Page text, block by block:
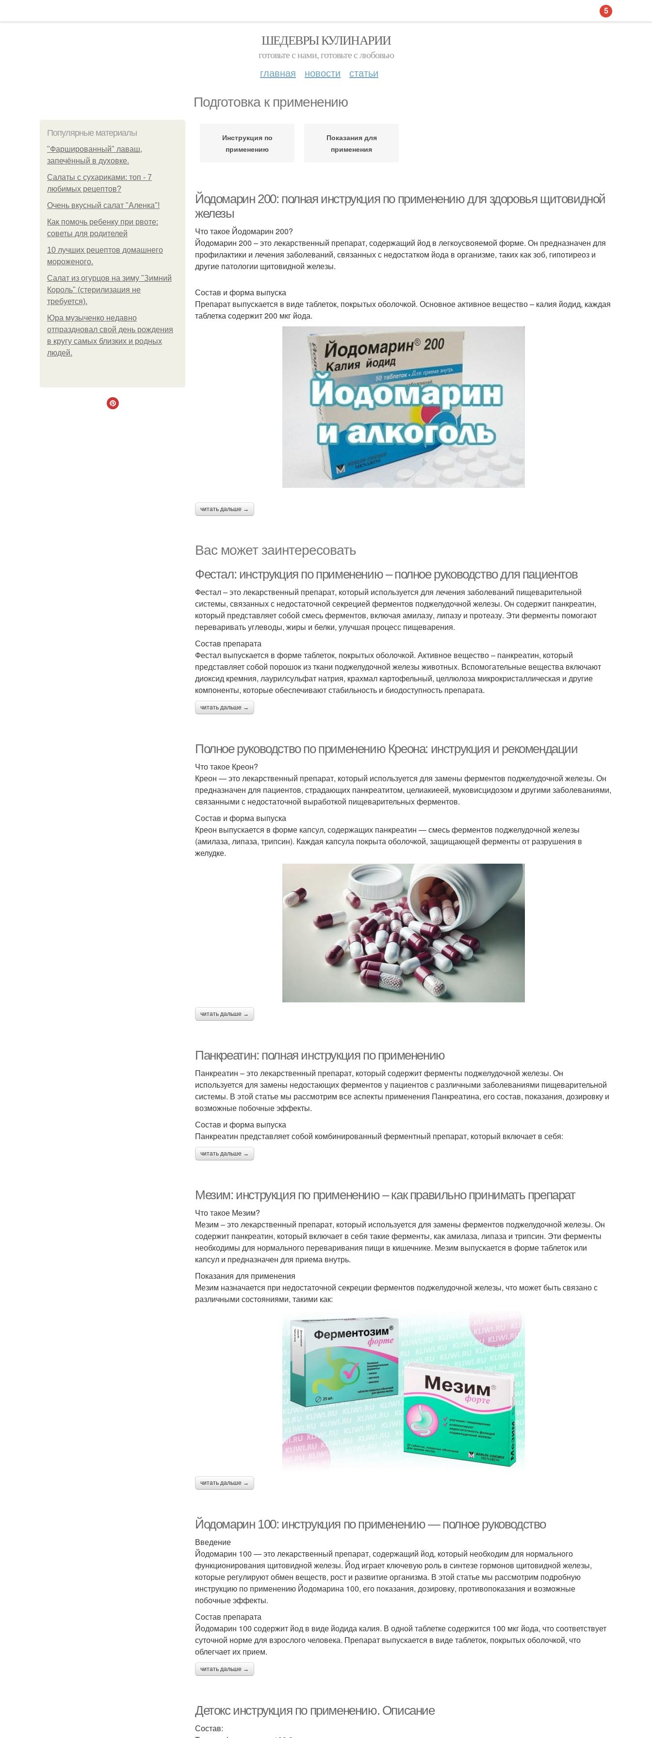
ШЕДЕВРЫ КУЛИНАРИИ
готовьте с нами, готовьте с любовью
главная новости статьи
Подготовка к применению
Популярные материалы
"Фаршированный" лаваш,
запечённый в духовке.
Салаты с сухариками: топ - 7
любимых рецептов?
Очень вкусный салат "Аленка"!
Как помочь ребенку при рвоте:
советы для родителей
10 лучших рецептов домашнего
мороженого.
Салат из огурцов на зиму "Зимний
Король" (стерилизация не
требуется).
Юра музыченко недавно
отпраздновал свой день рождения
в кругу самых близких и родных
людей.
Инструкция по
применению
Показания для
применения
Йодомарин 200: полная инструкция по применению для здоровья щитовидной
железы
Что такое Йодомарин 200?
Йодомарин 200 – это лекарственный препарат, содержащий йод в легкоусвояемой форме. Он предназначен для
профилактики и лечения заболеваний, связанных с недостатком йода в организме, таких как зоб, гипотиреоз и
другие патологии щитовидной железы.
Состав и форма выпуска
Препарат выпускается в виде таблеток, покрытых оболочкой. Основное активное вещество – калия йодид, каждая
таблетка содержит 200 мкг йода.
читать дальше →
Вас может заинтересовать
Фестал: инструкция по применению – полное руководство для пациентов
Фестал – это лекарственный препарат, который используется для лечения заболеваний пищеварительной
системы, связанных с недостаточной секрецией ферментов поджелудочной железы. Он содержит панкреатин,
который представляет собой смесь ферментов, включая амилазу, липазу и протеазу. Эти ферменты помогают
переваривать углеводы, жиры и белки, улучшая процесс пищеварения.
Состав препарата
Фестал выпускается в форме таблеток, покрытых оболочкой. Активное вещество – панкреатин, который
представляет собой порошок из ткани поджелудочной железы животных. Вспомогательные вещества включают
диоксид кремния, лаурилсульфат натрия, крахмал картофельный, целлюлоза микрокристаллическая и другие
компоненты, которые обеспечивают стабильность и биодоступность препарата.
читать дальше →
Полное руководство по применению Креона: инструкция и рекомендации
Что такое Креон?
Креон — это лекарственный препарат, который используется для замены ферментов поджелудочной железы. Он
предназначен для пациентов, страдающих панкреатитом, целиакиеей, муковисцидозом и другими заболеваниями,
связанными с недостаточной выработкой пищеварительных ферментов.
Состав и форма выпуска
Креон выпускается в форме капсул, содержащих панкреатин — смесь ферментов поджелудочной железы
(амилаза, липаза, трипсин). Каждая капсула покрыта оболочкой, защищающей ферменты от разрушения в
желудке.
читать дальше →
Панкреатин: полная инструкция по применению
Панкреатин – это лекарственный препарат, который содержит ферменты поджелудочной железы. Он
используется для замены недостающих ферментов у пациентов с различными заболеваниями пищеварительной
системы. В этой статье мы рассмотрим все аспекты применения Панкреатина, его состав, показания, дозировку и
возможные побочные эффекты.
Состав и форма выпуска
Панкреатин представляет собой комбинированный ферментный препарат, который включает в себя:
читать дальше →
Мезим: инструкция по применению – как правильно принимать препарат
Что такое Мезим?
Мезим – это лекарственный препарат, который используется для замены ферментов поджелудочной железы. Он
содержит панкреатин, который включает в себя такие ферменты, как амилаза, липаза и трипсин. Эти ферменты
необходимы для нормального переваривания пищи в кишечнике. Мезим выпускается в форме таблеток или
капсул и предназначен для приема внутрь.
Показания для применения
Мезим назначается при недостаточной секреции ферментов поджелудочной железы, что может быть связано с
различными состояниями, такими как:
читать дальше →
Йодомарин 100: инструкция по применению — полное руководство
Введение
Йодомарин 100 — это лекарственный препарат, содержащий йод, который необходим для нормального
функционирования щитовидной железы. Йод играет ключевую роль в синтезе гормонов щитовидной железы,
которые регулируют обмен веществ, рост и развитие организма. В этой статье мы рассмотрим подробную
инструкцию по применению Йодомарина 100, его показания, дозировку, противопоказания и возможные
побочные эффекты.
Состав препарата
Йодомарин 100 содержит йод в виде йодида калия. В одной таблетке содержится 100 мкг йода, что соответствует
суточной норме для взрослого человека. Препарат выпускается в виде таблеток, покрытых оболочкой, что
облегчает их прием.
читать дальше →
Детокс инструкция по применению. Описание
Состав:
5